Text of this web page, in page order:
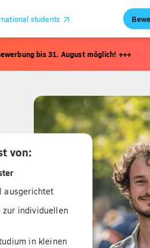
students
bis 31. August möglich! +++
von:
ausgerichtet
zur individuellen
in kleinen